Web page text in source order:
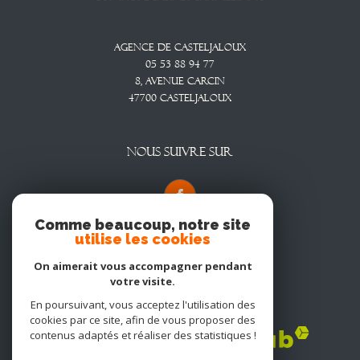
Agence De Casteljaloux
05 53 88 94 77
8, Avenue CARCIN
47700
CASTELJALOUX
NOUS SUIVRE SUR
Adhérents
Comme beaucoup, notre site
utilise les cookies
On aimerait vous accompagner pendant
votre visite.
En poursuivant, vous acceptez l'utilisation des
cookies par ce site, afin de vous proposer des
contenus adaptés et réaliser des statistiques !